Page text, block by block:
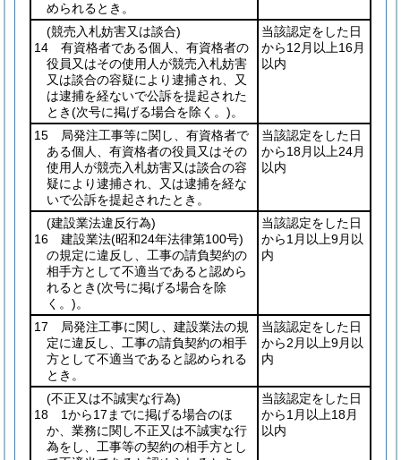
められるとき。
(競売入札妨害又は談合)
14 有資格者である個人、有資格者の
役員又はその使用人が競売入札妨害
又は談合の容疑により逮捕され、又
は逮捕を経ないで公訴を提起された
とき(次号に掲げる場合を除く。)。
当該認定をした日
から12月以上16月
以内
15 局発注工事等に関し、有資格者で
ある個人、有資格者の役員又はその
使用人が競売入札妨害又は談合の容
疑により逮捕され、又は逮捕を経な
いで公訴を提起されたとき。
当該認定をした日
から18月以上24月
以内
(建設業法違反行為)
16 建設業法(昭和24年法律第100号)
の規定に違反し、工事の請負契約の
相手方として不適当であると認めら
れるとき(次号に掲げる場合を除
く。)。
当該認定をした日
から1月以上9月以
内
17 局発注工事に関し、建設業法の規
定に違反し、工事の請負契約の相手
方として不適当であると認められる
とき。
当該認定をした日
から2月以上9月以
内
(不正又は不誠実な行為)
18 1から17までに掲げる場合のほ
か、業務に関し不正又は不誠実な行
為をし、工事等の契約の相手方とし
当該認定をした日
から1月以上18月
以内